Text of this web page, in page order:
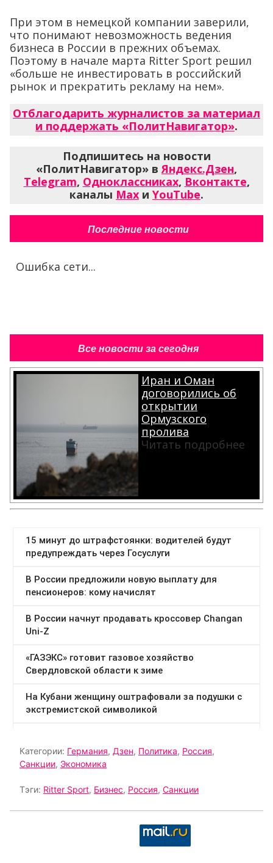
При этом в немецкой компании заверили,
что понимают невозможность ведения
бизнеса в России в прежних объемах.
Поэтому в начале марта Ritter Sport решил
«больше не инвестировать в российский
рынок и прекратить рекламу на нем».
Отблагодарить журналистов за материал
и поддержать «ПолитНавигатор».
Подпишитесь на новости
«ПолитНавигатор» вЯндекс.Дзен,
Telegram, Одноклассниках, Вконтакте,
каналы Max и YouTube.
Последние новости
Ошибка сети...
Все новости за сегодня
Иран и Оман
договорились об
открытии
Ормузского
пролива
Читать подробнее
Категории: Германия, Дзен, Политика, Россия,
Санкции, Экономика
Тэги: Ritter Sport, Бизнес, Россия, Санкции